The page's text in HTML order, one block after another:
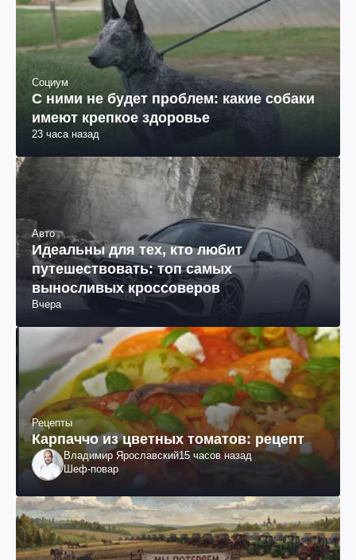
Социум
С ними не будет проблем: какие собаки
имеют крепкое здоровье
23 часа назад
Авто
Идеальны для тех, кто любит
путешествовать: топ самых
выносливых кроссоверов
Вчера
Рецепты
Карпаччо из цветных томатов: рецепт
Владимир Ярославский15 часов назад
Шеф-повар